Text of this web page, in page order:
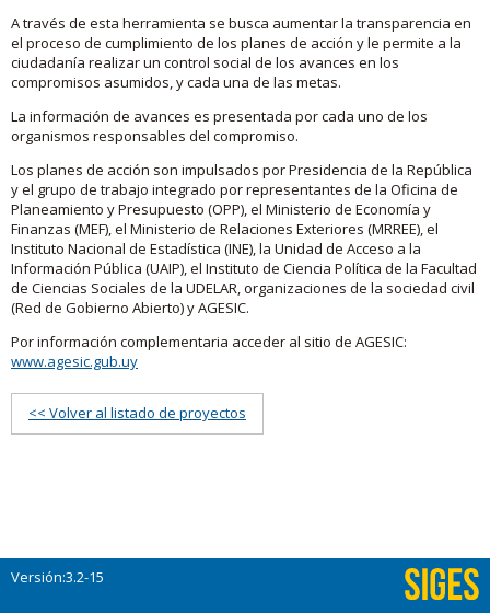
A través de esta herramienta se busca aumentar la transparencia en
el proceso de cumplimiento de los planes de acción y le permite a la
ciudadanía realizar un control social de los avances en los
compromisos asumidos, y cada una de las metas.
La información de avances es presentada por cada uno de los
organismos responsables del compromiso.
Los planes de acción son impulsados por Presidencia de la República
y el grupo de trabajo integrado por representantes de la Oficina de
Planeamiento y Presupuesto (OPP), el Ministerio de Economía y
Finanzas (MEF), el Ministerio de Relaciones Exteriores (MRREE), el
Instituto Nacional de Estadística (INE), la Unidad de Acceso a la
Información Pública (UAIP), el Instituto de Ciencia Política de la Facultad
de Ciencias Sociales de la UDELAR, organizaciones de la sociedad civil
(Red de Gobierno Abierto) y AGESIC.
Por información complementaria acceder al sitio de AGESIC:
www.agesic.gub.uy
<< Volver al listado de proyectos
Versión:3.2-15